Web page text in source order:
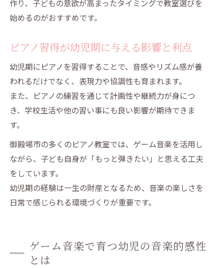
作り、子どもの意欲が高まったタイミングで教室選びを
始めるのがおすすめです。
ピアノ習得が幼児期に与える影響と利点
幼児期にピアノを習得することで、音感やリズム感が養
われるだけでなく、表現力や協調性も育まれます。
また、ピアノの練習を通じて計画性や継続力が身につ
き、学校生活や他の習い事にも良い影響が期待できま
す。
御殿場市の多くのピアノ教室では、ゲーム音楽を活用し
ながら、子ども自身が「もっと弾きたい」と思える工夫
をしています。
幼児期の経験は一生の財産となるため、音楽の楽しさを
日常で感じられる環境づくりが重要です。
ゲーム音楽で育つ幼児の音楽的感性
とは